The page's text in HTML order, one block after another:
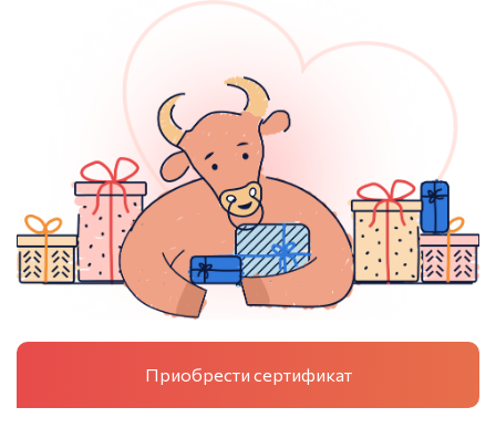
Приобрести сертификат